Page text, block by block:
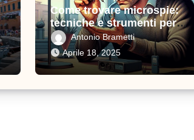
Come trovare microspie:
tecniche e strumenti per
proteggere la tua privacy
Antonio Brametti
Aprile 18, 2025